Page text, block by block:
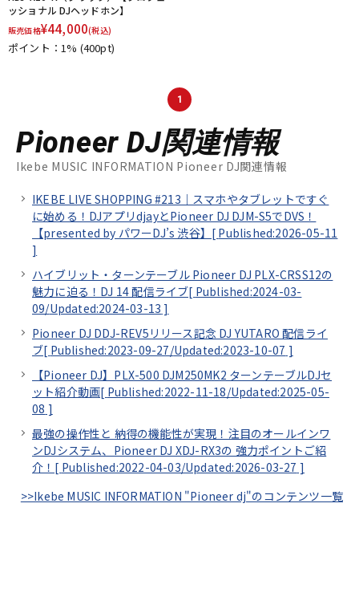
ッショナル DJヘッドホン】
販売価格¥44,000(税込)
ポイント：1% (400pt)
1
Pioneer DJ関連情報
Ikebe MUSIC INFORMATION Pioneer DJ関連情報
IKEBE LIVE SHOPPING #213｜スマホやタブレットですぐ
に始める！DJアプリdjayとPioneer DJ DJM-S5でDVS！
【presented by パワーDJ’s 渋谷】[ Published:2026-05-11
]
ハイブリット・ターンテーブル Pioneer DJ PLX-CRSS12の
魅力に迫る！DJ 14 配信ライブ[ Published:2024-03-
09/Updated:2024-03-13 ]
Pioneer DJ DDJ-REV5リリース記念 DJ YUTARO 配信ライ
ブ[ Published:2023-09-27/Updated:2023-10-07 ]
【Pioneer DJ】PLX-500 DJM250MK2 ターンテーブルDJセ
ット紹介動画[ Published:2022-11-18/Updated:2025-05-
08 ]
最強の操作性と 納得の機能性が実現！注目のオールインワ
ンDJシステム、Pioneer DJ XDJ-RX3の 強力ポイントご紹
介！[ Published:2022-04-03/Updated:2026-03-27 ]
>>Ikebe MUSIC INFORMATION "Pioneer dj"のコンテンツ一覧